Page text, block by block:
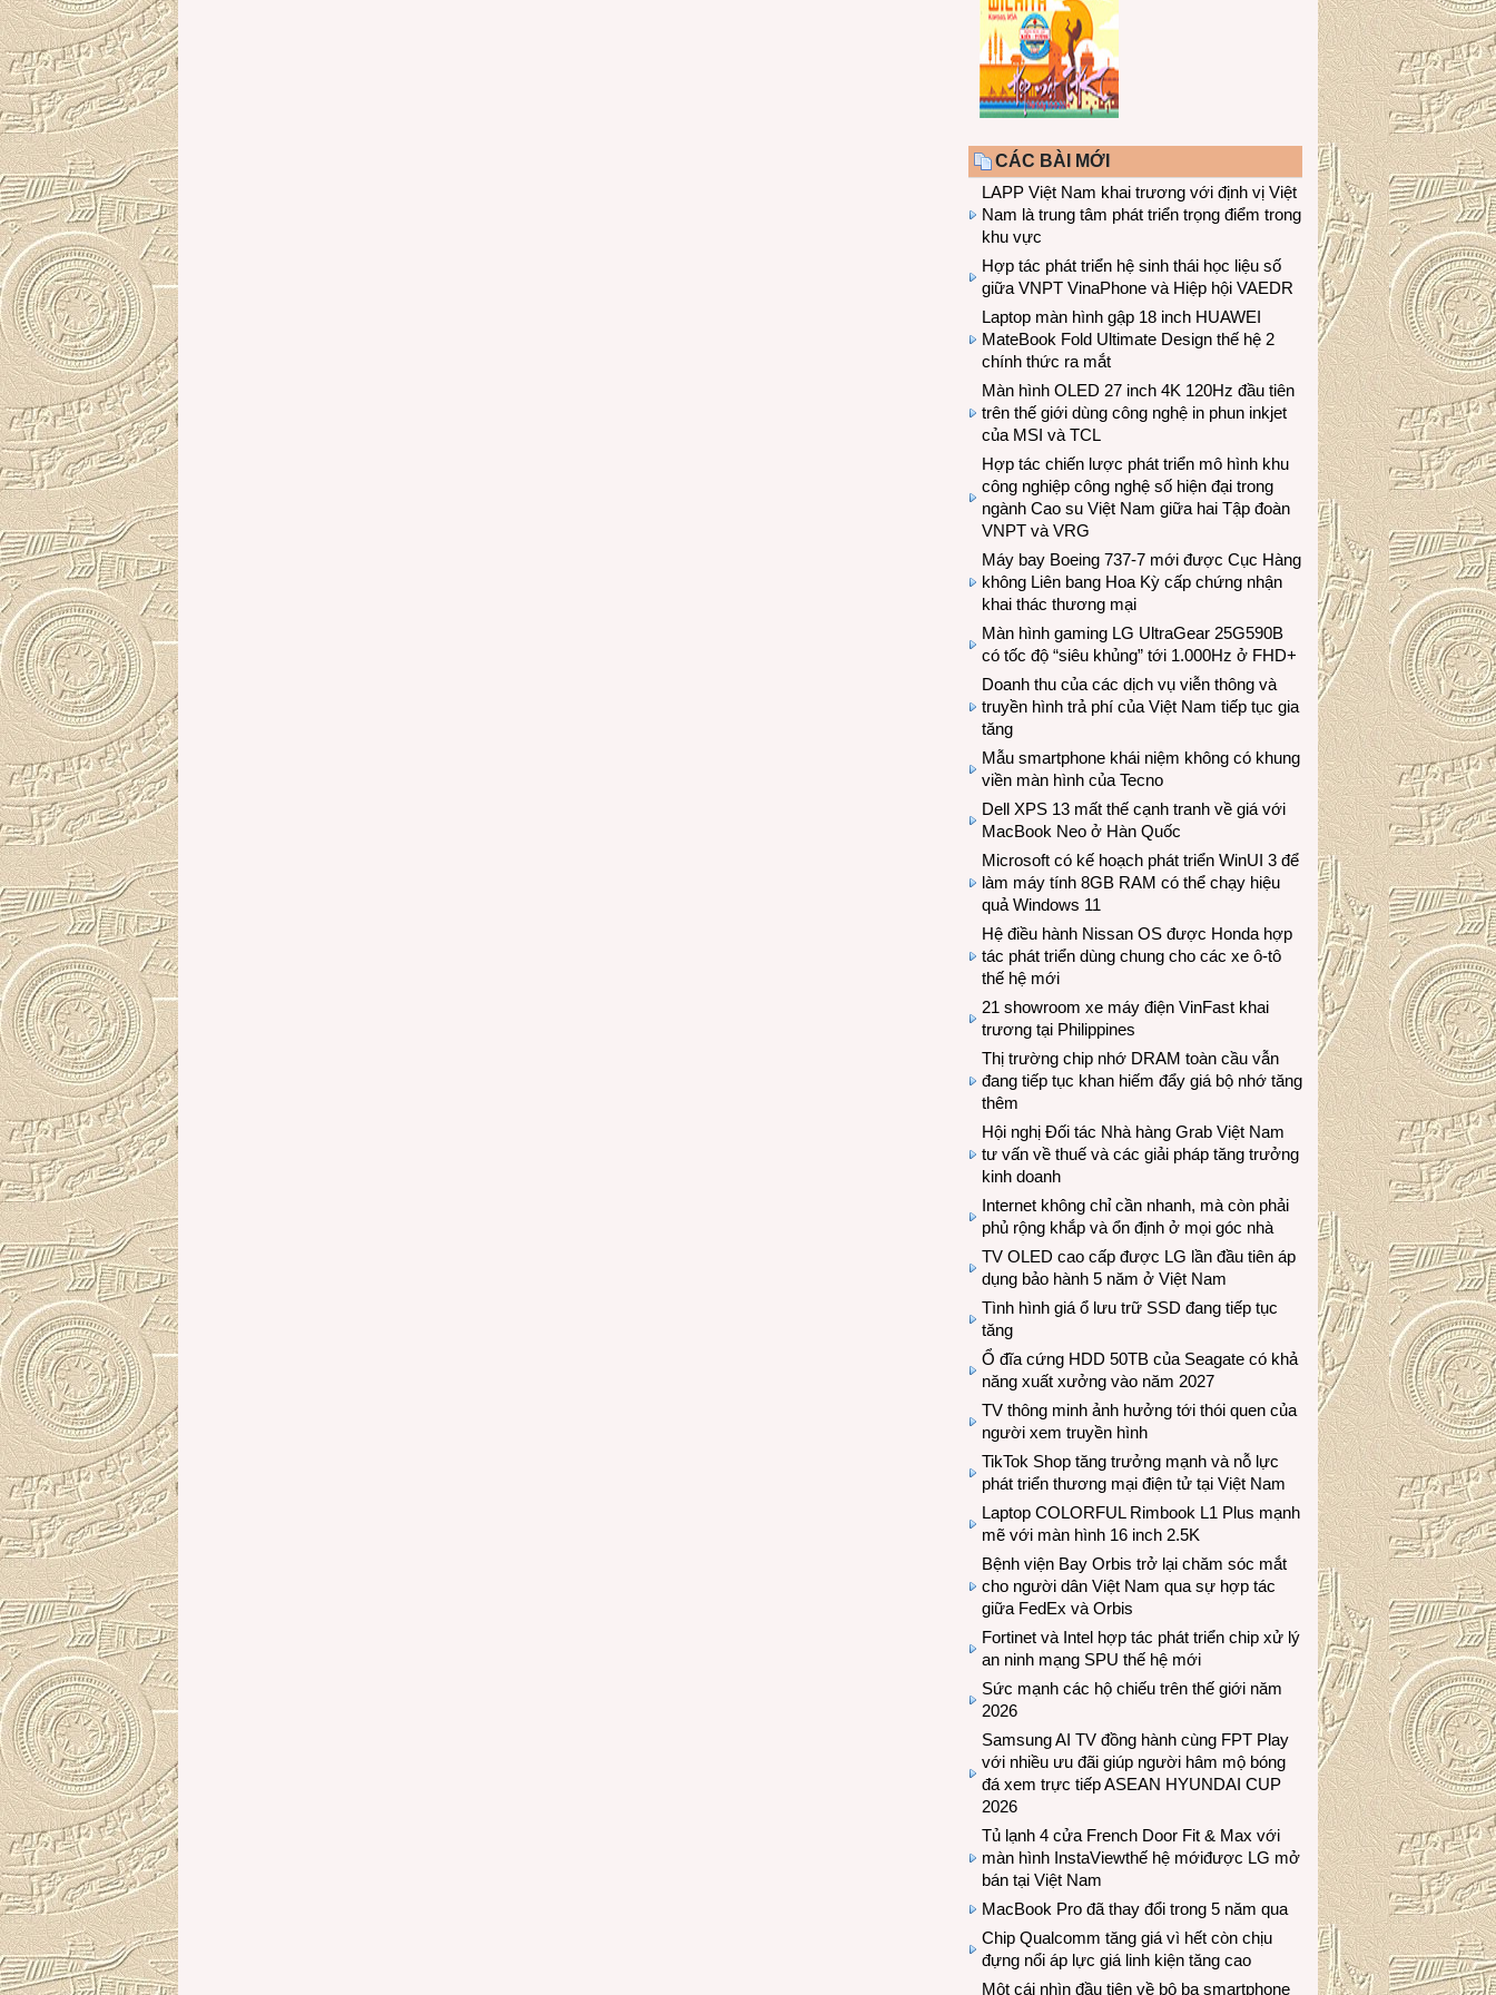
CÁC BÀI MỚI
LAPP Việt Nam khai trương với định vị Việt
Nam là trung tâm phát triển trọng điểm trong
khu vực
Hợp tác phát triển hệ sinh thái học liệu số
giữa VNPT VinaPhone và Hiệp hội VAEDR
Laptop màn hình gập 18 inch HUAWEI
MateBook Fold Ultimate Design thế hệ 2
chính thức ra mắt
Màn hình OLED 27 inch 4K 120Hz đầu tiên
trên thế giới dùng công nghệ in phun inkjet
của MSI và TCL
Hợp tác chiến lược phát triển mô hình khu
công nghiệp công nghệ số hiện đại trong
ngành Cao su Việt Nam giữa hai Tập đoàn
VNPT và VRG
Máy bay Boeing 737-7 mới được Cục Hàng
không Liên bang Hoa Kỳ cấp chứng nhận
khai thác thương mại
Màn hình gaming LG UltraGear 25G590B
có tốc độ “siêu khủng” tới 1.000Hz ở FHD+
Doanh thu của các dịch vụ viễn thông và
truyền hình trả phí của Việt Nam tiếp tục gia
tăng
Mẫu smartphone khái niệm không có khung
viền màn hình của Tecno
Dell XPS 13 mất thế cạnh tranh về giá với
MacBook Neo ở Hàn Quốc
Microsoft có kế hoạch phát triển WinUI 3 để
làm máy tính 8GB RAM có thể chạy hiệu
quả Windows 11
Hệ điều hành Nissan OS được Honda hợp
tác phát triển dùng chung cho các xe ô-tô
thế hệ mới
21 showroom xe máy điện VinFast khai
trương tại Philippines
Thị trường chip nhớ DRAM toàn cầu vẫn
đang tiếp tục khan hiếm đẩy giá bộ nhớ tăng
thêm
Hội nghị Đối tác Nhà hàng Grab Việt Nam
tư vấn về thuế và các giải pháp tăng trưởng
kinh doanh
Internet không chỉ cần nhanh, mà còn phải
phủ rộng khắp và ổn định ở mọi góc nhà
TV OLED cao cấp được LG lần đầu tiên áp
dụng bảo hành 5 năm ở Việt Nam
Tình hình giá ổ lưu trữ SSD đang tiếp tục
tăng
Ổ đĩa cứng HDD 50TB của Seagate có khả
năng xuất xưởng vào năm 2027
TV thông minh ảnh hưởng tới thói quen của
người xem truyền hình
TikTok Shop tăng trưởng mạnh và nỗ lực
phát triển thương mại điện tử tại Việt Nam
Laptop COLORFUL Rimbook L1 Plus mạnh
mẽ với màn hình 16 inch 2.5K
Bệnh viện Bay Orbis trở lại chăm sóc mắt
cho người dân Việt Nam qua sự hợp tác
giữa FedEx và Orbis
Fortinet và Intel hợp tác phát triển chip xử lý
an ninh mạng SPU thế hệ mới
Sức mạnh các hộ chiếu trên thế giới năm
2026
Samsung AI TV đồng hành cùng FPT Play
với nhiều ưu đãi giúp người hâm mộ bóng
đá xem trực tiếp ASEAN HYUNDAI CUP
2026
Tủ lạnh 4 cửa French Door Fit & Max với
màn hình InstaViewthế hệ mớiđược LG mở
bán tại Việt Nam
MacBook Pro đã thay đổi trong 5 năm qua
Chip Qualcomm tăng giá vì hết còn chịu
đựng nổi áp lực giá linh kiện tăng cao
Một cái nhìn đầu tiên về bộ ba smartphone